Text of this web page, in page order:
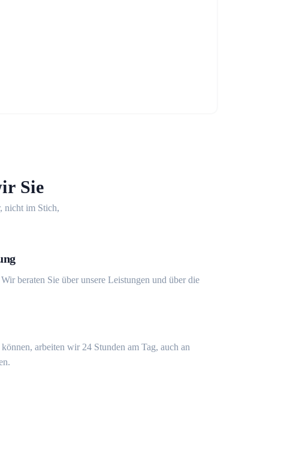
Sie
nicht im Stich,
beraten Sie über unsere Leistungen und über die
arbeiten wir 24 Stunden am Tag, auch an